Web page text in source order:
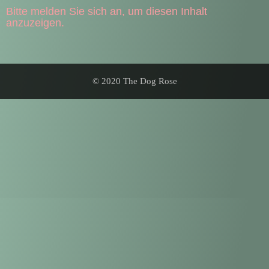
Bitte melden Sie sich an, um diesen Inhalt
anzuzeigen.
© 2020 The Dog Rose